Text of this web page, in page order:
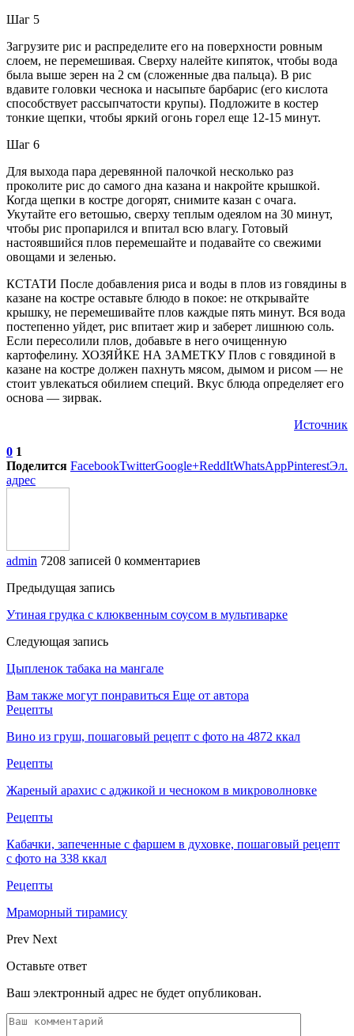
Шаг 5
Загрузите рис и распределите его на поверхности ровным
слоем, не перемешивая. Сверху налейте кипяток, чтобы вода
была выше зерен на 2 см (сложенные два пальца). В рис
вдавите головки чеснока и насыпьте барбарис (его кислота
способствует рассыпчатости крупы). Подложите в костер
тонкие щепки, чтобы яркий огонь горел еще 12-15 минут.
Шаг 6
Для выхода пара деревянной палочкой несколько раз
проколите рис до самого дна казана и накройте крышкой.
Когда щепки в костре догорят, снимите казан с очага.
Укутайте его ветошью, сверху теплым одеялом на 30 минут,
чтобы рис пропарился и впитал всю влагу. Готовый
настоявшийся плов перемешайте и подавайте со свежими
овощами и зеленью.
КСТАТИ После добавления риса и воды в плов из говядины в
казане на костре оставьте блюдо в покое: не открывайте
крышку, не перемешивайте плов каждые пять минут. Вся вода
постепенно уйдет, рис впитает жир и заберет лишнюю соль.
Если пересолили плов, добавьте в него очищенную
картофелину. ХОЗЯЙКЕ НА ЗАМЕТКУ Плов с говядиной в
казане на костре должен пахнуть мясом, дымом и рисом — не
стоит увлекаться обилием специй. Вкус блюда определяет его
основа — зирвак.
Источник
0 1
Поделится FacebookTwitterGoogle+ReddItWhatsAppPinterestЭл.
адрес
admin 7208 записей 0 комментариев
Предыдущая запись
Утиная грудка с клюквенным соусом в мультиварке
Следующая запись
Цыпленок табака на мангале
Вам также могут понравиться Еще от автора
Рецепты
Вино из груш, пошаговый рецепт с фото на 4872 ккал
Рецепты
Жареный арахис с аджикой и чесноком в микроволновке
Рецепты
Кабачки, запеченные с фаршем в духовке, пошаговый рецепт
с фото на 338 ккал
Рецепты
Мраморный тирамису
Prev Next
Оставьте ответ
Ваш электронный адрес не будет опубликован.